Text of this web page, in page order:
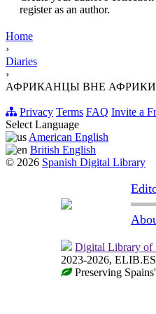
register as an author.
Home
›
Diaries
›
АФРИКАНЦЫ ВНЕ АФРИКИ
Privacy Terms FAQ Invite a
Select Language
American English
British English
© 2026 Spanish Digital Library
Digital Library of
2023-2026,
Preserving